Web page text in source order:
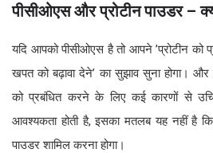
पीसीओएस और प्रोटीन पाउडर –
यदि आपको पीसीओएस है तो आपने ’प्रोटीन को
खपत को बढ़ावा देने’ का सुझाव सुना होगा।
को प्रबंधित करने के लिए कई कारणों से
आवश्यकता होती है, इसका मतलब यह नहीं है
पाउडर शामिल करना होगा।